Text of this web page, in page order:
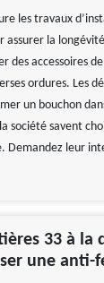
les travaux
assurer la
des accessoires
ordures. Les
un bouchon
société savent
Demandez leur
33 à
une anti-